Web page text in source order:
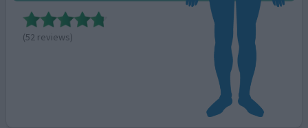
(52 reviews)